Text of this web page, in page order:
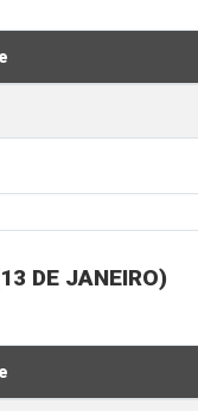
DE JANEIRO)